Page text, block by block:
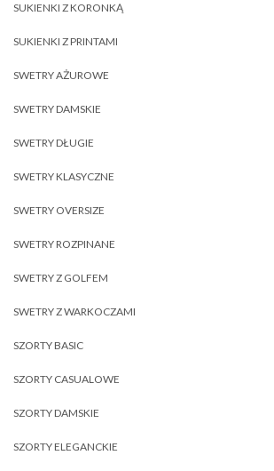
SUKIENKI Z KORONKĄ
SUKIENKI Z PRINTAMI
SWETRY AŻUROWE
SWETRY DAMSKIE
SWETRY DŁUGIE
SWETRY KLASYCZNE
SWETRY OVERSIZE
SWETRY ROZPINANE
SWETRY Z GOLFEM
SWETRY Z WARKOCZAMI
SZORTY BASIC
SZORTY CASUALOWE
SZORTY DAMSKIE
SZORTY ELEGANCKIE